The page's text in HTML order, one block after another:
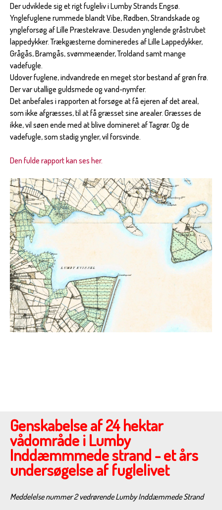
Der udviklede sig et rigt fugleliv i Lumby Strands Engsø.
Ynglefuglene rummede blandt Vibe, Rødben, Strandskade og
yngleforsøg af Lille Præstekrave. Desuden ynglende gråstrubet
lappedykker. Trækgæsterne domineredes af Lille Lappedykker,
Grågås, Bramgås, svømmeænder, Troldand samt mange
vadefugle.
Udover fuglene, indvandrede en meget stor bestand af grøn frø.
Der var utallige guldsmede og vand-nymfer.
Det anbefales i rapporten at forsøge at få ejeren af det areal,
som ikke afgræsses, til at få græsset sine arealer. Græsses de
ikke, vil søen ende med at blive domineret af Tagrør. Og de
vadefugle, som stadig yngler, vil forsvinde.
Den fulde rapport kan ses her.
Genskabelse af 24 hektar
vådområde i Lumby
Inddæmmmede strand - et års
undersøgelse af fuglelivet
Meddelelse nummer 2 vedrørende Lumby Inddæmmede Strand